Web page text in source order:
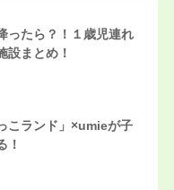
ったら？！１歳児連れ
設まとめ！
こランド」×umieが子
！